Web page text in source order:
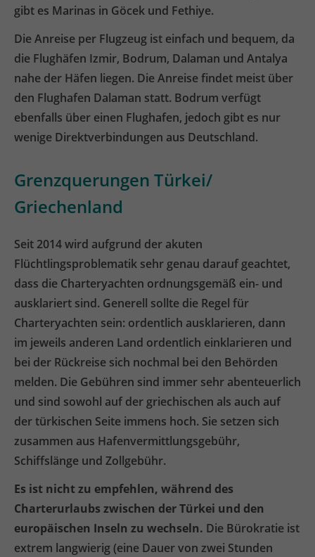
gibt es Marinas in Göcek und Fethiye.
Die Anreise per Flugzeug ist einfach und bequem, da
die Flughäfen Izmir, Bodrum, Dalaman und Antalya
nahe der Häfen liegen. Die Anreise findet meist über
den Flughafen Dalaman statt. Bodrum verfügt
ebenfalls über einen Flughafen, jedoch gibt es nur
wenige Direktverbindungen aus Deutschland.
Grenzquerungen Türkei/
Griechenland
Seit 2014 wird aufgrund der akuten
Flüchtlingsproblematik sehr genau darauf geachtet,
dass die Charteryachten ordnungsgemäß ein- und
ausklariert sind. Generell sollte die Regel für
Charteryachten sein: ordentlich ausklarieren, dann
im jeweils anderen Land ordentlich einklarieren und
bei der Rückreise sich nochmal bei den Behörden
melden. Die Gebühren sind immer sehr abenteuerlich
und sind sowohl auf der griechischen als auch auf
der türkischen Seite immens hoch. Sie setzen sich
zusammen aus Hafenvermittlungsgebühr,
Schiffslänge und Zollgebühr.
Es ist nicht zu empfehlen, während des
Charterurlaubs zwischen der Türkei und den
europäischen Inseln zu wechseln. Die Bürokratie ist
extrem langwierig (eine Dauer von zwei Stunden